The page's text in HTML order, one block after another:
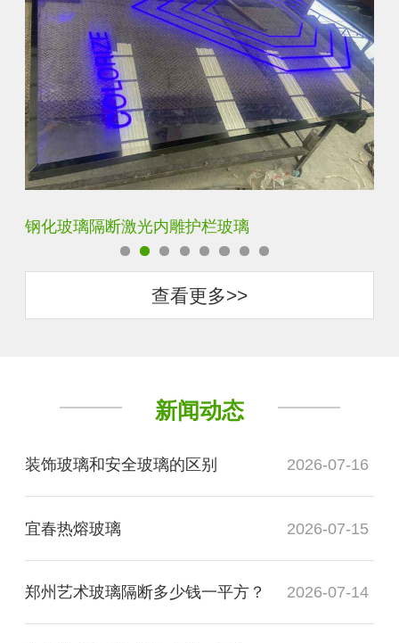
艺术内雕雪花超白钢化激光内雕发光玻璃背景墙
查看更多>>
新闻动态
装饰玻璃和安全玻璃的区别 2026-07-16
宜春热熔玻璃 2026-07-15
郑州艺术玻璃隔断多少钱一平方？ 2026-07-14